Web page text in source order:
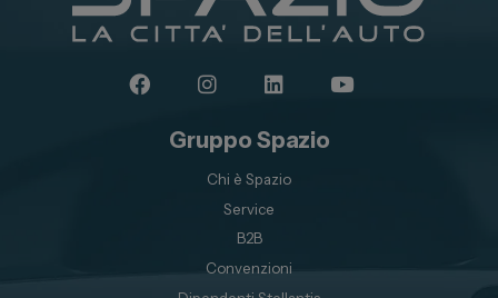
Gruppo Spazio
Chi è Spazio
Service
B2B
Convenzioni